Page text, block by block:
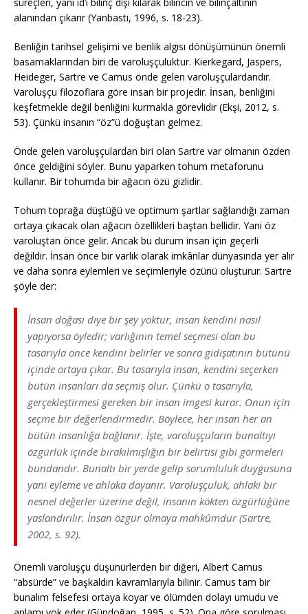
alanından çıkarır (Yanbastı, 1996, s. 18-23).
Benliğin tarihsel gelişimi ve benlik algısı dönüşümünün önemli
basamaklarından biri de varoluşçuluktur. Kierkegard, Jaspers,
Heideger, Sartre ve Camus önde gelen varoluşçulardandır.
Varoluşçu filozoflara göre insan bir projedir. İnsan, benliğini
keşfetmekle değil benliğini kurmakla görevlidir (Ekşi, 2012, s.
53). Çünkü insanın “öz”ü doğuştan gelmez.
Önde gelen varoluşçulardan biri olan Sartre var olmanın özden
önce geldiğini söyler. Bunu yaparken tohum metaforunu
kullanır. Bir tohumda bir ağacın özü gizlidir.
Tohum toprağa düştüğü ve optimum şartlar sağlandığı zaman
ortaya çıkacak olan ağacın özellikleri baştan bellidir. Yani öz
varoluştan önce gelir. Ancak bu durum insan için geçerli
değildir. İnsan önce bir varlık olarak imkânlar dünyasında yer alır
ve daha sonra eylemleri ve seçimleriyle özünü oluşturur. Sartre
şöyle der:
İnsan doğası diye bir şey yoktur, insan kendini nasıl
yapıyorsa öyledir; varlığının temel seçmesi olan bu
tasarıyla önce kendini belirler ve sonra gidişatının bütünü
içinde ortaya çıkar. Bu tasarıyla insan, kendini seçerken
bütün insanları da seçmiş olur. Çünkü o tasarıyla,
gerçekleştirmesi gereken bir insan imgesi kurar. Onun için
seçme bir değerlendirmedir. Böylece, her insan her an
bütün insanlığa bağlanır. İşte, varoluşçuların bunaltıyı
özgürlük içinde bırakılmışlığın bir belirtisi gibi görmeleri
bundandır. Bunaltı bir yerde gelip sorumluluk duygusuna
yani eyleme ve ahlaka dayanır. Varoluşçuluk, ahlaki bir
nesnel değerler üzerine değil, insanın kökten özgürlüğüne
yaslandırılır. İnsan özgür olmaya mahkûmdur (Sartre,
2002, s. 92).
Önemli varoluşçu düşünürlerden bir diğeri, Albert Camus
“absürde” ve başkaldırı kavramlarıyla bilinir. Camus tam bir
bunalım felsefesi ortaya koyar ve ölümden dolayı umudu ve